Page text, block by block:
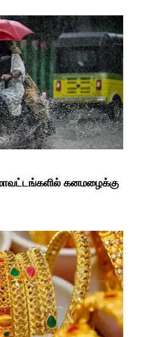
கனமழைக்கு